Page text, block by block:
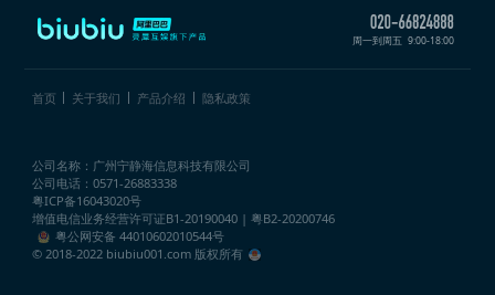
周一到周五 9:00-18:00
首页 关于我们 产品介绍 隐私政策
公司名称：广州宁静海信息科技有限公司
公司电话：0571-26883338
粤ICP备16043020号
增值电信业务经营许可证B1-20190040 | 粤B2-20200746
粤公网安备 44010602010544号
© 2018-2022 biubiu001.com 版权所有